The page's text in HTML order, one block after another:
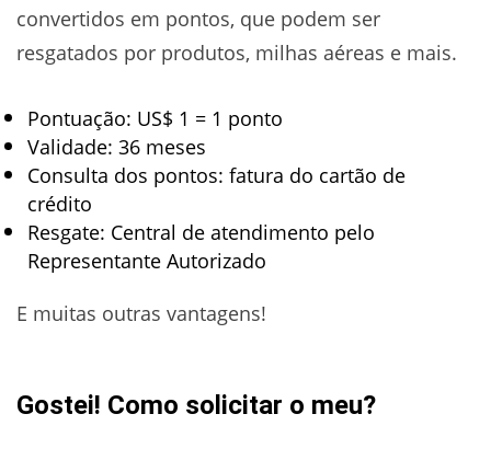
convertidos em pontos, que podem ser
resgatados por produtos, milhas aéreas e mais.
Pontuação: US$ 1 = 1 ponto
Validade: 36 meses
Consulta dos pontos: fatura do cartão de
crédito
Resgate: Central de atendimento pelo
Representante Autorizado
E muitas outras vantagens!
Gostei! Como solicitar o meu?